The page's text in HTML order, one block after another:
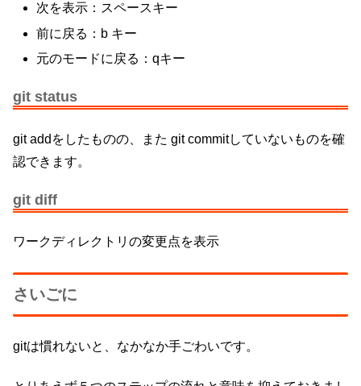
次を表示：スペースキー
前に戻る：b キー
元のモードに戻る：qキー
git status
git addをしたものの、また git commitしていないものを確
認できます。
git diff
ワークディレクトリの変更点を表示
さいごに
gitは慣れないと、なかなか手ごわいです。